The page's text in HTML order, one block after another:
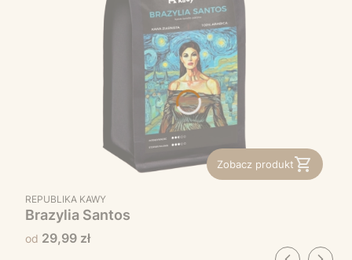
Zobacz produkt
PRODUCENT
REPUBLIKA KAWY
Brazylia Santos
Cena29,99 zł